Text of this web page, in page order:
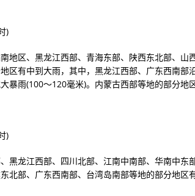
)
地区、黑龙江西部、青海东部、陕西东北部、山
区有中到大雨，其中，黑龙江西部、广东西南部
暴雨(100～120毫米)。内蒙古西部等地的部分地
)
黑龙江西部、四川北部、江南中南部、华南中东
北部、广东西南部、台湾岛南部等地的部分地区